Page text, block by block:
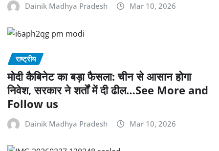
Dainik Madhya Pradesh Mar 10, 2026
राष्ट्रीय
मोदी कैबिनेट का बड़ा फैसला: चीन से आसान होगा
निवेश, सरकार ने शर्तों में दी ढील…See More and
Follow us
Dainik Madhya Pradesh Mar 10, 2026